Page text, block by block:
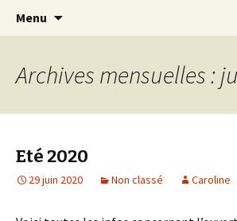
La Maison des Jeux
Saint-Jean
du fun en jouant @ Saint-
Finistère
Menu
principal
Archives mensuelles :
Eté 2020
29 juin 2020 Non classé Caroline